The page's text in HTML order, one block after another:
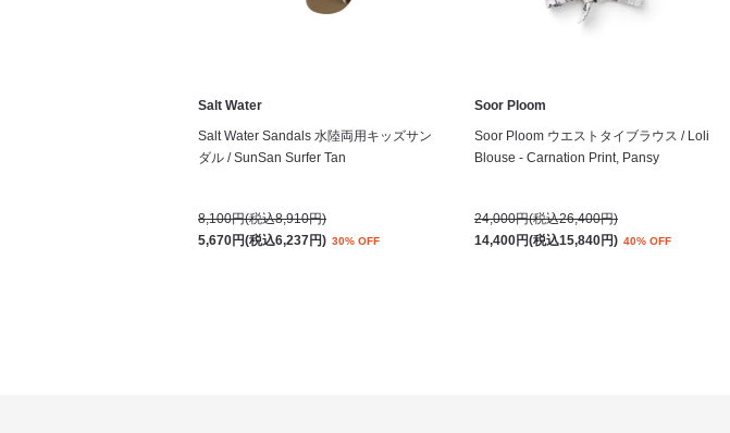
Salt Water
Salt Water Sandals 水陸両用キッズサン
ダル / SunSan Surfer Tan
8,100円(税込8,910円)
5,670円(税込6,237円) 30% OFF
Soor Ploom
Soor Ploom ウエストタイブラウス / Loli
Blouse - Carnation Print, Pansy
24,000円(税込26,400円)
14,400円(税込15,840円) 40% OFF